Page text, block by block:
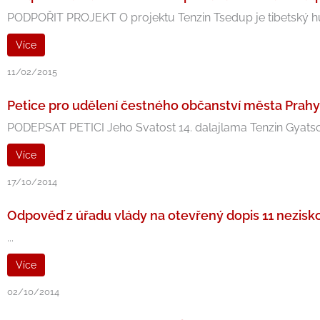
PODPOŘIT PROJEKT O projektu Tenzin Tsedup je
Více
11/02/2015
Petice pro udělení čestného občanství města
PODEPSAT PETICI Jeho Svatost 14. dalajlama Tenzin
Více
17/10/2014
Odpověď z úřadu vlády na otevřený dopis 11
...
Více
02/10/2014